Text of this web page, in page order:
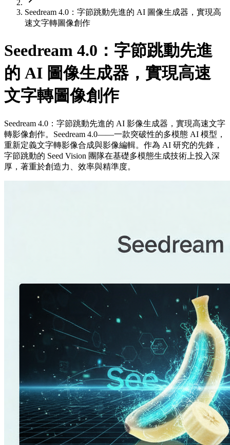
Seedream 4.0：字節跳動先進的 AI 圖像生成器，實現高
速文字轉圖像創作
Seedream 4.0：字節跳動先進
的 AI 圖像生成器，實現高速
文字轉圖像創作
Seedream 4.0：字節跳動先進的 AI 影像生成器，實現高速文字
轉影像創作。Seedream 4.0——一款突破性的多模態 AI 模型，
重新定義文字轉影像合成與影像編輯。作為 AI 研究的先鋒，
字節跳動的 Seed Vision 團隊在基礎多模態生成技術上投入深
厚，著重於創造力、效率與精準度。